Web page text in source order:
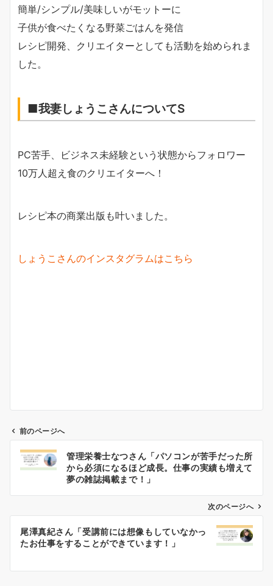
簡単/シンプル/美味しいがモットーに
子供が食べたくなる野菜ごはんを発信
レシピ開発、クリエイターとしても活動を始められま
した。
■我妻しょうこさんについてS
PC苦手、ビジネス未経験という状態からフォロワー
10万人超え食のクリエイターへ！
レシピ本の商業出版も叶いました。
しょうこさんのインスタグラムはこちら
ビ
ン
前のページへ
管理栄養士なつさん「パソコンが苦手だった所
から必須になるほど成長。仕事の実績も増えて
夢の雑誌掲載まで！」
次のページへ
尾澤真紀さん「受講前には想像もしていなかっ
たお仕事をすることができています！」